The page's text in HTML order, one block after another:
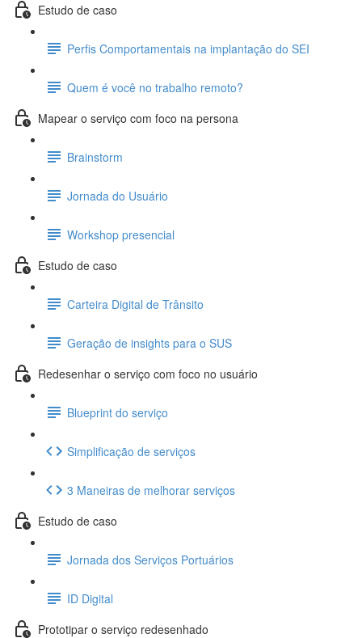
Estudo de caso
Perfis Comportamentais na implantação do SEI
Quem é você no trabalho remoto?
Mapear o serviço com foco na persona
Brainstorm
Jornada do Usuário
Workshop presencial
Estudo de caso
Carteira Digital de Trânsito
Geração de insights para o SUS
Redesenhar o serviço com foco no usuário
Blueprint do serviço
Simplificação de serviços
3 Maneiras de melhorar serviços
Estudo de caso
Jornada dos Serviços Portuários
ID Digital
Prototipar o serviço redesenhado